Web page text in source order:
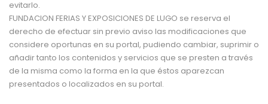
evitarlo.
FUNDACION FERIAS Y EXPOSICIONES DE LUGO se reserva el
derecho de efectuar sin previo aviso las modificaciones que
considere oportunas en su portal, pudiendo cambiar, suprimir o
añadir tanto los contenidos y servicios que se presten a través
de la misma como la forma en la que éstos aparezcan
presentados o localizados en su portal.